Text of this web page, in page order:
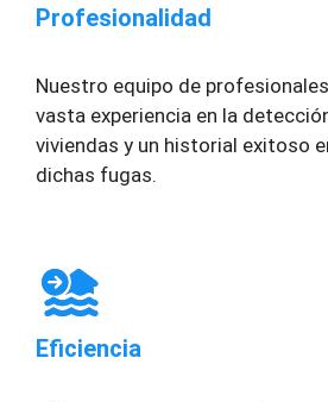
Profesionalidad
Nuestro equipo de
vasta experiencia en la
viviendas y un historial exitoso
dichas fugas.
Eficiencia